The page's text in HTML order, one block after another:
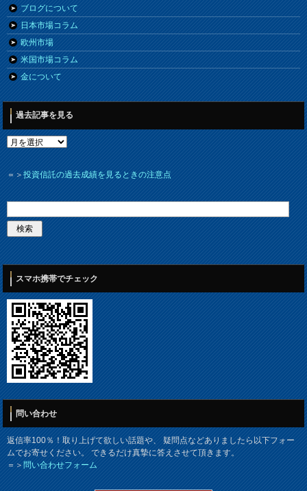
ブログについて
日本市場コラム
欧州市場
米国市場コラム
金について
過去記事を見る
＝＞投資信託の過去成績を見るときの注意点
スマホ携帯でチェック
問い合わせ
返信率100％！取り上げて欲しい話題や、 疑問点などありましたら以下フォー
ムでお寄せください。 できるだけ真摯に答えさせて頂きます。
＝＞問い合わせフォーム